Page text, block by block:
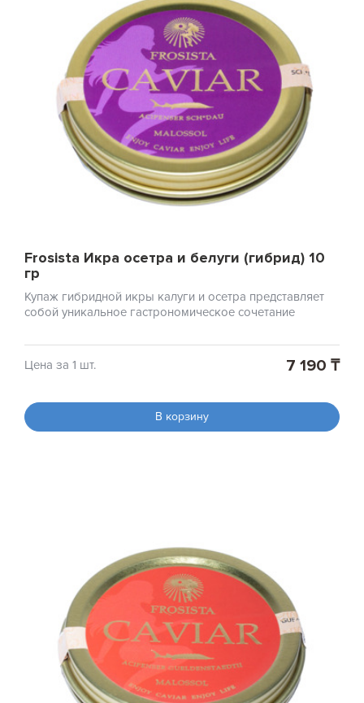
Frosista Икра осетра и белуги (гибрид) 10
гр
Купаж гибридной икры калуги и осетра представляет
собой уникальное гастрономическое сочетание
Цена за 1 шт. 7 190 ₸
В корзину